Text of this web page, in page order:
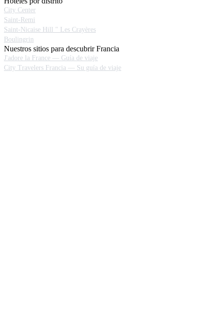
City Center
Saint-Remi
Saint-Nicaise Hill " Les Crayères
Boulingrin
Nuestros sitios para descubrir Francia
J'adore la France — Guía de viaje
City Travelers Francia — Su guía de viaje